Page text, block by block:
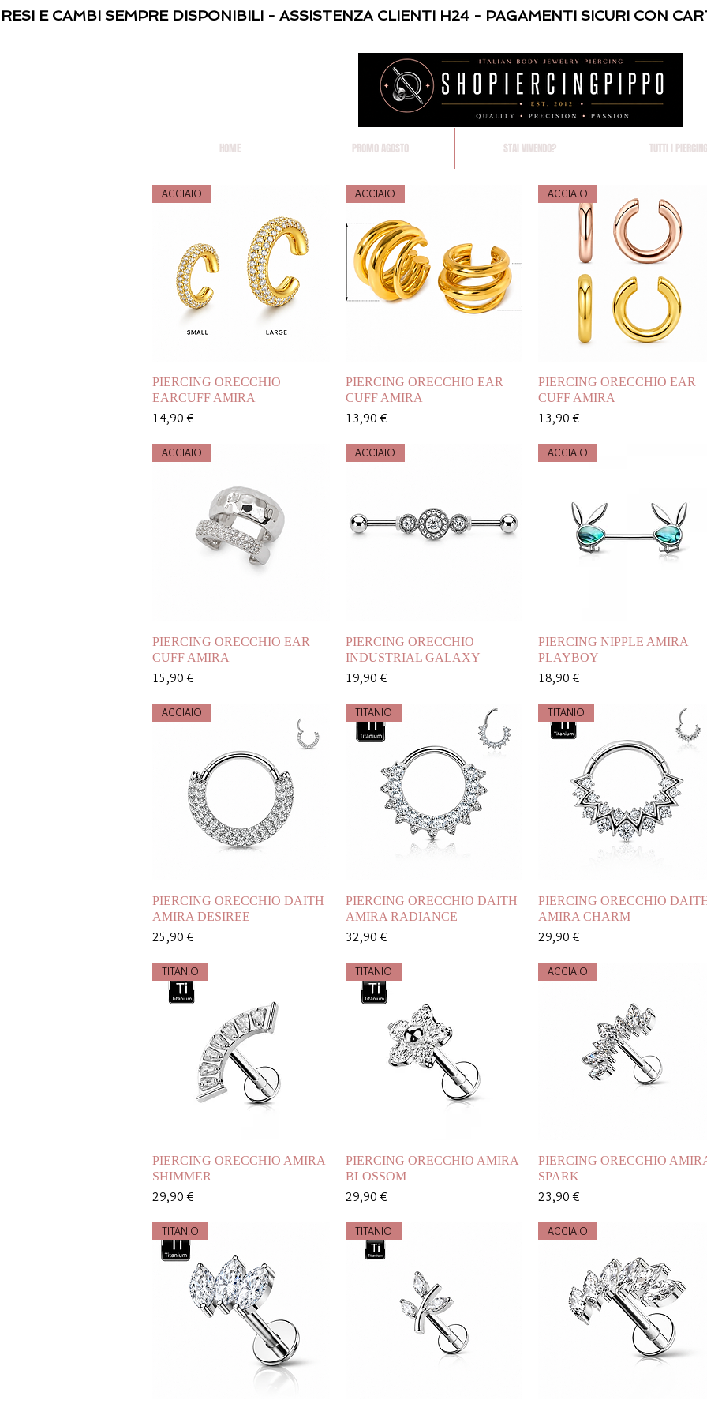
E CAMBI SEMPRE DISPONIBILI - ASSISTENZA CLIENTI H24 - PAGAMENTI SICURI CON
HOME PROMO AGOSTO STAI VIVENDO? TUTTI I PIERCING
Vista rapida
ACCIAIO
PIERCING ORECCHIO
EARCUFF AMIRA
Prezzo
14,90 €
Vista rapida
ACCIAIO
PIERCING ORECCHIO EAR
CUFF AMIRA
Prezzo
13,90 €
Vista rapida
ACCIAIO
PIERCING ORECCHIO EAR
CUFF AMIRA
Prezzo
13,90 €
Vista rapida
ACCIAIO
PIERCING ORECCHIO EAR
CUFF AMIRA
Prezzo
15,90 €
Vista rapida
ACCIAIO
PIERCING ORECCHIO
INDUSTRIAL GALAXY
Prezzo
19,90 €
Vista rapida
ACCIAIO
PIERCING NIPPLE AMIRA
PLAYBOY
Prezzo
18,90 €
Vista rapida
ACCIAIO
PIERCING ORECCHIO DAITH
AMIRA DESIREE
Prezzo
25,90 €
Vista rapida
TITANIO
PIERCING ORECCHIO DAITH
AMIRA RADIANCE
Prezzo
32,90 €
Vista rapida
TITANIO
PIERCING ORECCHIO
AMIRA CHARM
Prezzo
29,90 €
Vista rapida
TITANIO
PIERCING ORECCHIO AMIRA
SHIMMER
Prezzo
29,90 €
Vista rapida
TITANIO
PIERCING ORECCHIO AMIRA
BLOSSOM
Prezzo
29,90 €
Vista rapida
ACCIAIO
PIERCING ORECCHIO
SPARK
Prezzo
23,90 €
TITANIO TITANIO ACCIAIO